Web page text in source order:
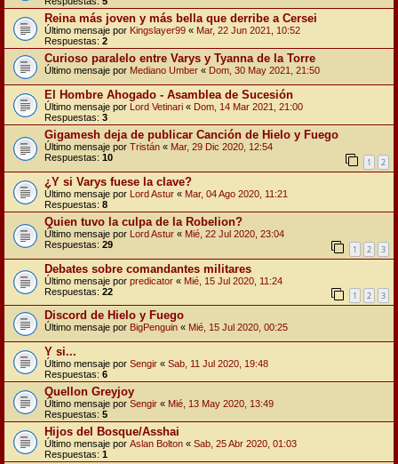
Reina más joven y más bella que derribe a Cersei
Último mensaje por Kingslayer99 « Mar, 22 Jun 2021, 10:52
Respuestas: 2
Curioso paralelo entre Varys y Tyanna de la Torre
Último mensaje por Mediano Umber « Dom, 30 May 2021, 21:50
El Hombre Ahogado - Asamblea de Sucesión
Último mensaje por Lord Vetinari « Dom, 14 Mar 2021, 21:00
Respuestas: 3
Gigamesh deja de publicar Canción de Hielo y Fuego
Último mensaje por Tristán « Mar, 29 Dic 2020, 12:54
Respuestas: 10 1 2
¿Y si Varys fuese la clave?
Último mensaje por Lord Astur « Mar, 04 Ago 2020, 11:21
Respuestas: 8
Quien tuvo la culpa de la Robelion?
Último mensaje por Lord Astur « Mié, 22 Jul 2020, 23:04
Respuestas: 29 1 2 3
Debates sobre comandantes militares
Último mensaje por predicator « Mié, 15 Jul 2020, 11:24
Respuestas: 22 1 2 3
Discord de Hielo y Fuego
Último mensaje por BigPenguin « Mié, 15 Jul 2020, 00:25
Y si...
Último mensaje por Sengir « Sab, 11 Jul 2020, 19:48
Respuestas: 6
Quellon Greyjoy
Último mensaje por Sengir « Mié, 13 May 2020, 13:49
Respuestas: 5
Hijos del Bosque/Asshai
Último mensaje por Aslan Bolton « Sab, 25 Abr 2020, 01:03
Respuestas: 1